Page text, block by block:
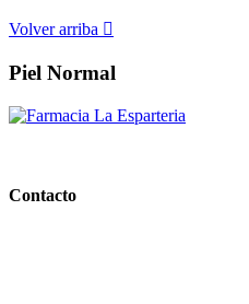
Volver arriba 
Piel Normal
Contacto